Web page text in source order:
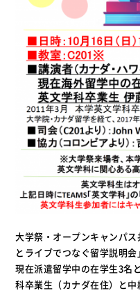
大学祭・オープンキャンパ
とライブでつなぐ留学説明会
現在派遣留学中の在学生3名
科卒業生（カナダ在住）と中